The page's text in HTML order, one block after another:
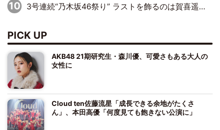
3号連続“乃木坂46祭り” ラストを飾るのは賀喜遥香…5年ぶりの登場に「5年分大人になった私を見ていただけたら」
PICK UP
AKB48 21期研究生・森川優、可愛さもある大人の
女性に
Cloud ten佐藤流星「成長できる余地がたくさ
ん」、本田高優「何度見ても飽きない公演に」